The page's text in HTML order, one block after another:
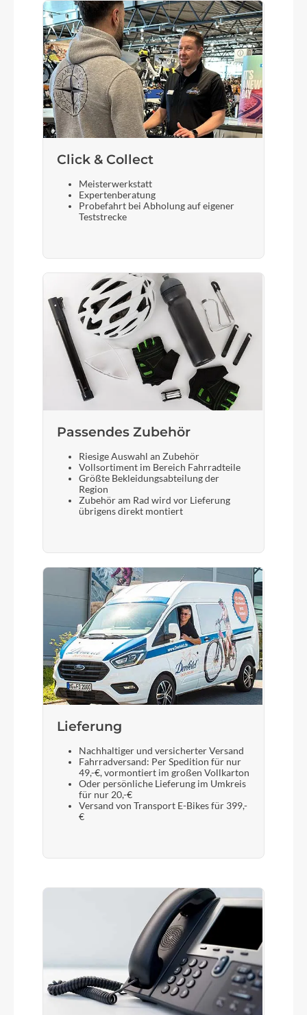
Click & Collect
Meisterwerkstatt
Expertenberatung
Probefahrt bei Abholung auf eigener
Teststrecke
Passendes Zubehör
Riesige Auswahl an Zubehör
Vollsortiment im Bereich Fahrradteile
Größte Bekleidungsabteilung der
Region
Zubehör am Rad wird vor Lieferung
übrigens direkt montiert
Lieferung
Nachhaltiger und versicherter Versand
Fahrradversand: Per Spedition für nur
49,-€, vormontiert im großen Vollkarton
Oder persönliche Lieferung im Umkreis
für nur 20,-€
Versand von Transport E-Bikes für 399,-
€